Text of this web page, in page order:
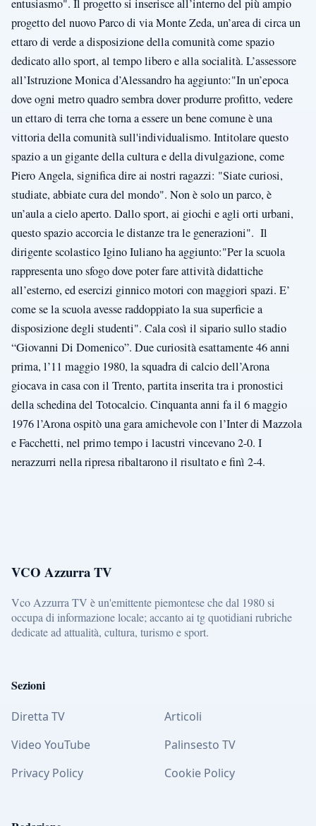
entusiasmo". Il progetto si inserisce all’interno del più ampio
progetto del nuovo Parco di via Monte Zeda, un’area di circa un
ettaro di verde a disposizione della comunità come spazio
dedicato allo sport, al tempo libero e alla socialità. L’assessore
all’Istruzione Monica d’Alessandro ha aggiunto:"In un’epoca
dove ogni metro quadro sembra dover produrre profitto, vedere
un ettaro di terra che torna a essere un bene comune è una
vittoria della comunità sull'individualismo. Intitolare questo
spazio a un gigante della cultura e della divulgazione, come
Piero Angela, significa dire ai nostri ragazzi: "Siate curiosi,
studiate, abbiate cura del mondo". Non è solo un parco, è
un’aula a cielo aperto. Dallo sport, ai giochi e agli orti urbani,
questo spazio accorcia le distanze tra le generazioni". Il
dirigente scolastico Igino Iuliano ha aggiunto:"Per la scuola
rappresenta uno sfogo dove poter fare attività didattiche
all’esterno, ed esercizi ginnico motori con maggiori spazi. E’
come se la scuola avesse raddoppiato la sua superficie a
disposizione degli studenti". Cala così il sipario sullo stadio
“Giovanni Di Domenico”. Due curiosità esattamente 46 anni
prima, l’11 maggio 1980, la squadra di calcio dell’Arona
giocava in casa con il Trento, partita inserita tra i pronostici
della schedina del Totocalcio. Cinquanta anni fa il 6 maggio
1976 l’Arona ospitò una gara amichevole con l’Inter di Mazzola
e Facchetti, nel primo tempo i lacustri vincevano 2-0. I
nerazzurri nella ripresa ribaltarono il risultato e finì 2-4.
VCO Azzurra TV
Vco Azzurra TV è un'emittente piemontese che dal 1980 si
occupa di informazione locale; accanto ai tg quotidiani rubriche
dedicate ad attualità, cultura, turismo e sport.
Sezioni
Diretta TV
Articoli
Video YouTube
Palinsesto TV
Privacy Policy
Cookie Policy